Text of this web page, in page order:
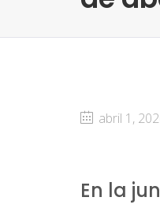
abril 1,
En la